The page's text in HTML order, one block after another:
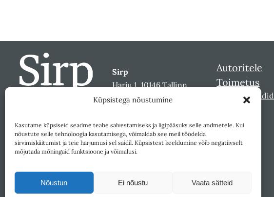
Küpsistega nõustumine
Kasutame küpsiseid seadme teabe salvestamiseks ja ligipääsuks selle andmetele. Kui
nõustute selle tehnoloogia kasutamisega, võimaldab see meil töödelda
sirvimiskäitumist ja teie harjumusi sel saidil. Küpsistest keeldumine võib negatiivselt
mõjutada mõningaid funktsioone ja võimalusi.
Nõustun Ei nõustu Vaata sätteid
Sirp
Harju 1, 10146 Tallinn
sirp@sirp.ee
Toeta
Autoritele
Toimetus
Sirbi laureaadid
Väljaandja SA Kultuurileht